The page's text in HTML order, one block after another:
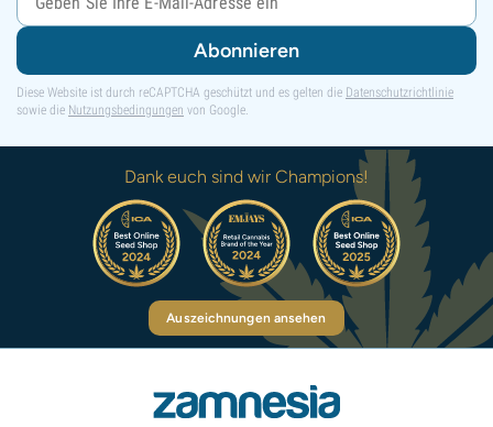
Abonnieren
Diese Website ist durch reCAPTCHA geschützt und es gelten die Datenschutzrichtlinie
sowie die Nutzungsbedingungen von Google.
Dank euch sind wir Champions!
Auszeichnungen ansehen